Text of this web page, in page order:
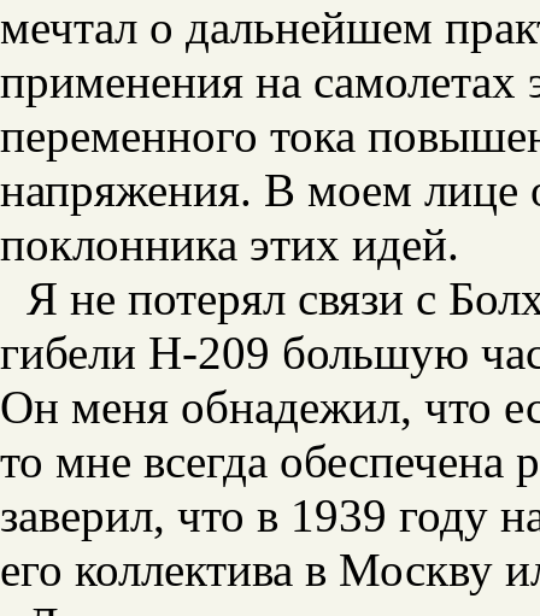
мечтал о дальнейшем
применения на самолетах
переменного тока
напряжения. В моем лице
поклонника этих идей.
Я не потерял связи с
гибели Н-209 большую
Он меня обнадежил, что
то мне всегда
заверил, что в 1939 году
его коллектива в Москву